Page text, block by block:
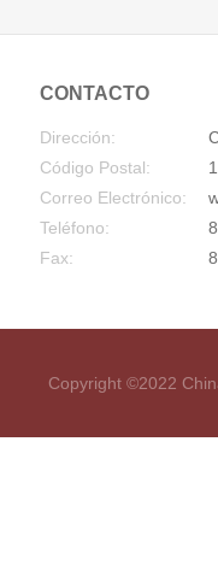
CONTACTO
Dirección:
Código Postal:
Correo Electrónico:
Teléfono:
Fax:
Copyright ©2022